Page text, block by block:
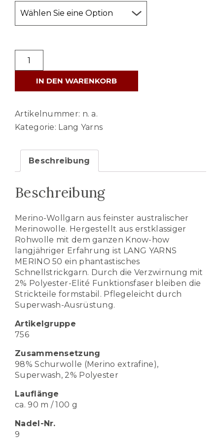
LANG
YARNS
MERINO
Menge
IN DEN WARENKORB
Artikelnummer: n. a.
Kategorie: Lang Yarns
Beschreibung
Beschreibung
Merino-Wollgarn aus feinster australischer
Merinowolle. Hergestellt aus erstklassiger
Rohwolle mit dem ganzen Know-how
langjähriger Erfahrung ist LANG YARNS
MERINO 50 ein phantastisches
Schnellstrickgarn. Durch die Verzwirnung mit
2% Polyester-Elité Funktionsfaser bleiben die
Strickteile formstabil. Pflegeleicht durch
Superwash-Ausrüstung.
Artikelgruppe
756
Zusammensetzung
98% Schurwolle (Merino extrafine),
Superwash, 2% Polyester
Lauflänge
ca. 90 m / 100 g
Nadel-Nr.
9